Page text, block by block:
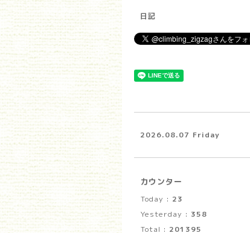
日記
2026.08.07 Friday
カウンター
Today : 23
Yesterday : 358
Total : 201395